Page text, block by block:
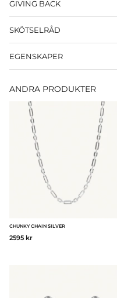
GIVING BACK
SKÖTSELRÅD
EGENSKAPER
ANDRA PRODUKTER
CHUNKY CHAIN SILVER
2595 kr